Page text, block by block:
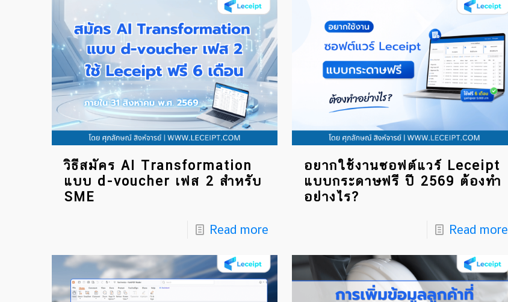
วิธีสมัคร AI Transformation
แบบ d-voucher เฟส 2 สำหรับ
SME
Read more
อยากใช้งานซอฟต์แวร์ Leceipt
แบบกระดาษฟรี ปี 2569 ต้องทำ
อย่างไร?
Read more